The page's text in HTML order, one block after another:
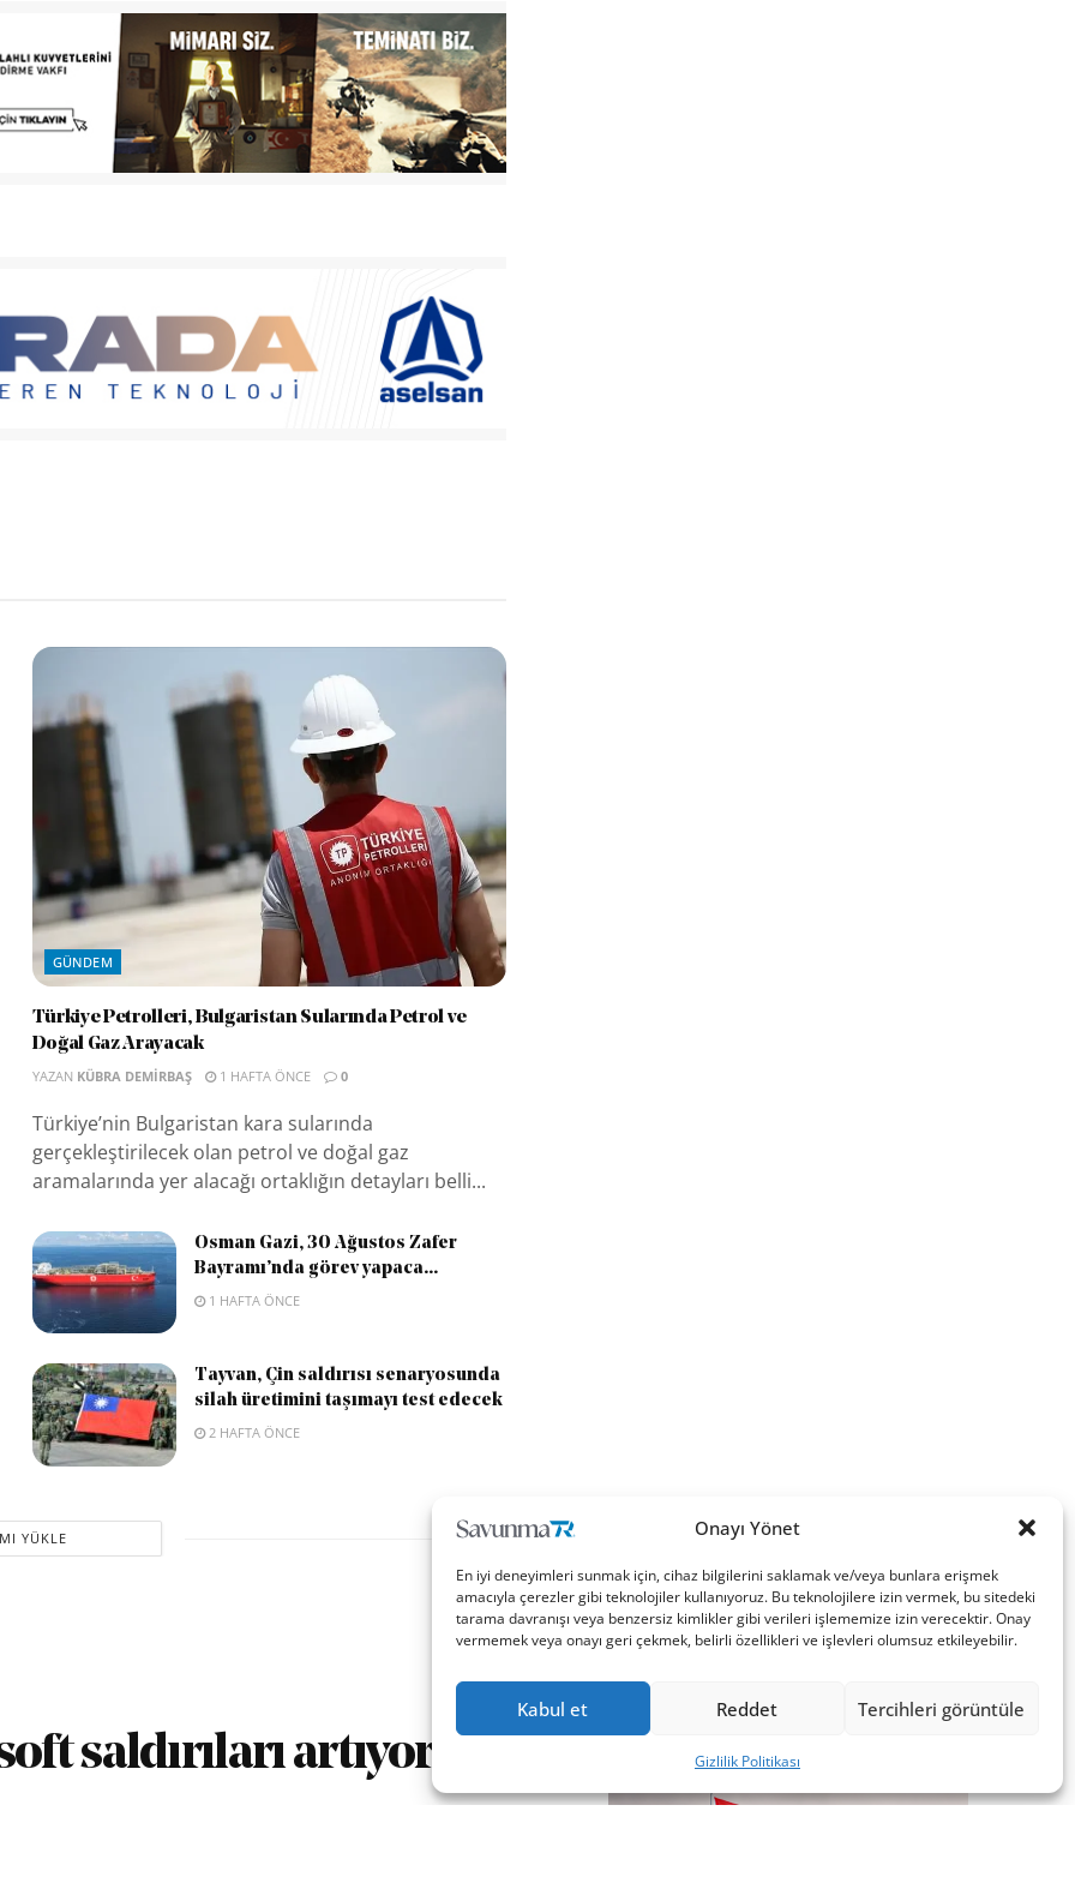
Onayı Yönet
En iyi deneyimleri sunmak için, cihaz bilgilerini saklamak ve/veya bunlara erişmek
amacıyla çerezler gibi teknolojiler kullanıyoruz. Bu teknolojilere izin vermek, bu sitedeki
tarama davranışı veya benzersiz kimlikler gibi verileri işlememize izin verecektir. Onay
vermemek veya onayı geri çekmek, belirli özellikleri ve işlevleri olumsuz etkileyebilir.
Kabul et Reddet Tercihleri görüntüle
Gizlilik Politikası
GÜNDEM
Türkiye Petrolleri, Bulgaristan Sularında Petrol ve
Doğal Gaz Arayacak
YAZAN KÜBRA DEMIRBAŞ 1 HAFTA ÖNCE 0
Türkiye’nin Bulgaristan kara sularında
gerçekleştirilecek olan petrol ve doğal gaz
aramalarında yer alacağı ortaklığın detayları belli...
Osman Gazi, 30 Ağustos Zafer
Bayramı’nda görev yapaca...
1 HAFTA ÖNCE
Tayvan, Çin saldırısı senaryosunda
silah üretimini taşımayı test edecek
2 HAFTA ÖNCE
YÜKLE
saldırıları artıyor